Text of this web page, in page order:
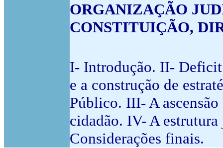
ORGANIZAÇÃO
CONSTITUIÇÃO,
I- Introdução. II-
e a construção de
Público. III- A
cidadão. IV- A
Considerações finais.